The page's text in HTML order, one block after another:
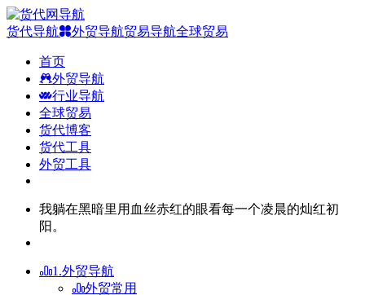
货代导航 外贸导航贸易导航全球贸易
首页
外贸导航
行业导航
全球贸易
货代博客
货代工具
外贸工具
我躺在黑暗里用血丝赤红的眼看每一个凌晨的灿红初
阳。
1.外贸导航
外贸常用